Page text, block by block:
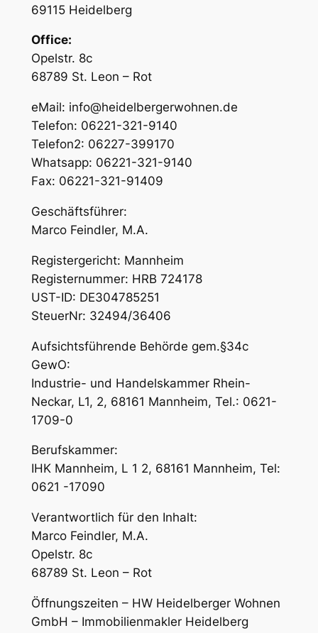
69115 Heidelberg
Office:
Opelstr. 8c
68789 St. Leon – Rot
eMail: info@heidelbergerwohnen.de
Telefon: 06221-321-9140
Telefon2: 06227-399170
Whatsapp: 06221-321-9140
Fax: 06221-321-91409
Geschäftsführer:
Marco Feindler, M.A.
Registergericht: Mannheim
Registernummer: HRB 724178
UST-ID: DE304785251
SteuerNr: 32494/36406
Aufsichtsführende Behörde gem.§34c
GewO:
Industrie- und Handelskammer Rhein-
Neckar, L1, 2, 68161 Mannheim, Tel.: 0621-
1709-0
Berufskammer:
IHK Mannheim, L 1 2, 68161 Mannheim, Tel:
0621 -17090
Verantwortlich für den Inhalt:
Marco Feindler, M.A.
Opelstr. 8c
68789 St. Leon – Rot
Öffnungszeiten – HW Heidelberger Wohnen
GmbH – Immobilienmakler Heidelberg